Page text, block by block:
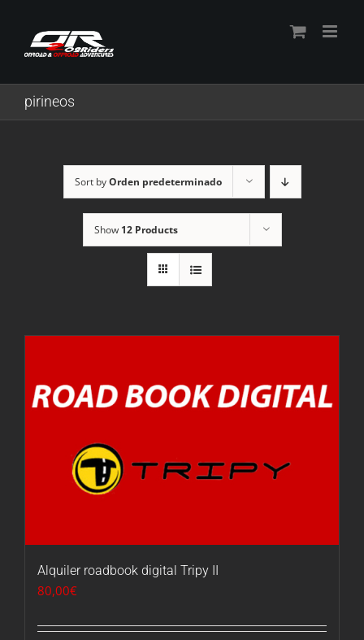
content
pirineos
Sort byOrden predeterminado
Show 12 Products
Alquiler roadbook digital Tripy II
80,00€